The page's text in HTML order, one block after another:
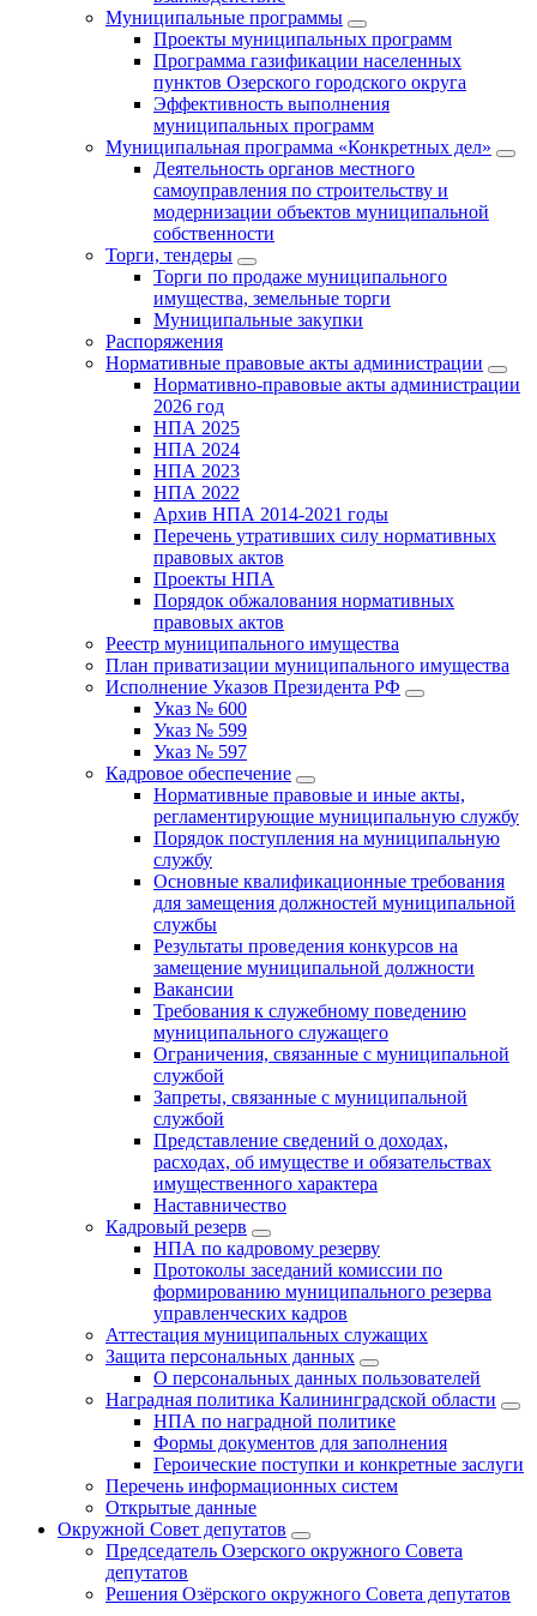
Муниципальные программы
Проекты муниципальных программ
Программа газификации населенных
пунктов Озерского городского округа
Эффективность выполнения
муниципальных программ
Муниципальная программа «Конкретных дел»
Деятельность органов местного
самоуправления по строительству и
модернизации объектов муниципальной
собственности
Торги, тендеры
Торги по продаже муниципального
имущества, земельные торги
Муниципальные закупки
Распоряжения
Нормативные правовые акты администрации
Нормативно-правовые акты администрации
2026 год
НПА 2025
НПА 2024
НПА 2023
НПА 2022
Архив НПА 2014-2021 годы
Перечень утративших силу нормативных
правовых актов
Проекты НПА
Порядок обжалования нормативных
правовых актов
Реестр муниципального имущества
План приватизации муниципального имущества
Исполнение Указов Президента РФ
Указ № 600
Указ № 599
Указ № 597
Кадровое обеспечение
Нормативные правовые и иные акты,
регламентирующие муниципальную службу
Порядок поступления на муниципальную
службу
Основные квалификационные требования
для замещения должностей муниципальной
службы
Результаты проведения конкурсов на
замещение муниципальной должности
Вакансии
Требования к служебному поведению
муниципального служащего
Ограничения, связанные с муниципальной
службой
Запреты, связанные с муниципальной
службой
Представление сведений о доходах,
расходах, об имуществе и обязательствах
имущественного характера
Наставничество
Кадровый резерв
НПА по кадровому резерву
Протоколы заседаний комиссии по
формированию муниципального резерва
управленческих кадров
Аттестация муниципальных служащих
Защита персональных данных
О персональных данных пользователей
Наградная политика Калининградской области
НПА по наградной политике
Формы документов для заполнения
Героические поступки и конкретные заслуги
Перечень информационных систем
Открытые данные
Окружной Совет депутатов
Председатель Озерского окружного Совета
депутатов
Решения Озёрского окружного Совета депутатов